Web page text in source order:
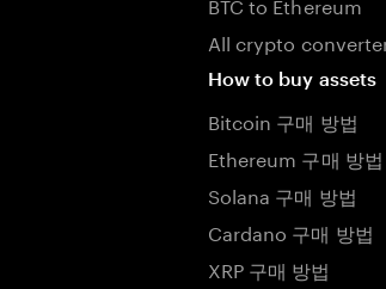
All crypto
How to buy assets
Bitcoin 구매 방법
Ethereum 구매 방법
Solana 구매 방법
Cardano 구매 방법
XRP 구매 방법